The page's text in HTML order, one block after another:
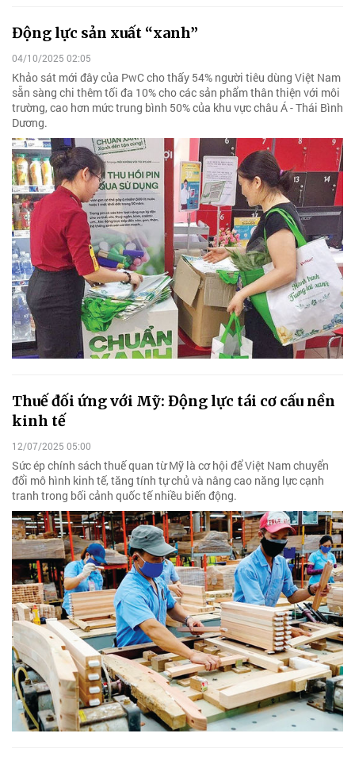
Động lực sản xuất “xanh”
04/10/2025 02:05
Khảo sát mới đây của PwC cho thấy 54% người tiêu dùng Việt Nam
sẵn sàng chi thêm tối đa 10% cho các sản phẩm thân thiện với môi
trường, cao hơn mức trung bình 50% của khu vực châu Á - Thái Bình
Dương.
Thuế đối ứng với Mỹ: Động lực tái cơ cấu nền
kinh tế
12/07/2025 05:00
Sức ép chính sách thuế quan từ Mỹ là cơ hội để Việt Nam chuyển
đổi mô hình kinh tế, tăng tính tự chủ và nâng cao năng lực cạnh
tranh trong bối cảnh quốc tế nhiều biến động.